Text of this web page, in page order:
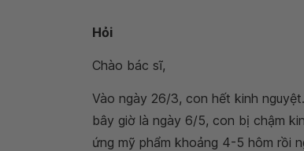
Hỏi
Chào bác sĩ,
Vào ngày 26/3, con hết kinh
bây giờ là ngày 6/5, con bị chậm
ứng mỹ phẩm khoảng 4-5 hôm rồi